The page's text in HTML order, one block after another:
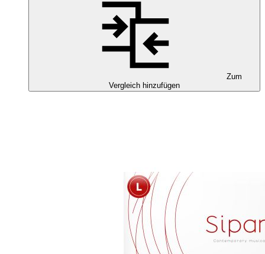
Zum
Vergleich hinzufügen